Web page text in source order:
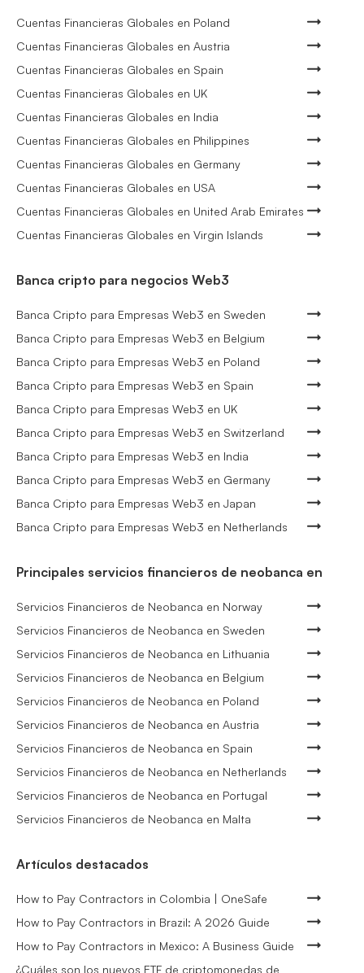
Cuentas Financieras Globales en Poland
Cuentas Financieras Globales en Austria
Cuentas Financieras Globales en Spain
Cuentas Financieras Globales en UK
Cuentas Financieras Globales en India
Cuentas Financieras Globales en Philippines
Cuentas Financieras Globales en Germany
Cuentas Financieras Globales en USA
Cuentas Financieras Globales en United Arab Emirates
Cuentas Financieras Globales en Virgin Islands
Banca cripto para negocios Web3
Banca Cripto para Empresas Web3 en Sweden
Banca Cripto para Empresas Web3 en Belgium
Banca Cripto para Empresas Web3 en Poland
Banca Cripto para Empresas Web3 en Spain
Banca Cripto para Empresas Web3 en UK
Banca Cripto para Empresas Web3 en Switzerland
Banca Cripto para Empresas Web3 en India
Banca Cripto para Empresas Web3 en Germany
Banca Cripto para Empresas Web3 en Japan
Banca Cripto para Empresas Web3 en Netherlands
Principales servicios financieros de neobanca en
Servicios Financieros de Neobanca en Norway
Servicios Financieros de Neobanca en Sweden
Servicios Financieros de Neobanca en Lithuania
Servicios Financieros de Neobanca en Belgium
Servicios Financieros de Neobanca en Poland
Servicios Financieros de Neobanca en Austria
Servicios Financieros de Neobanca en Spain
Servicios Financieros de Neobanca en Netherlands
Servicios Financieros de Neobanca en Portugal
Servicios Financieros de Neobanca en Malta
Artículos destacados
How to Pay Contractors in Colombia | OneSafe
How to Pay Contractors in Brazil: A 2026 Guide
How to Pay Contractors in Mexico: A Business Guide
¿Cuáles son los nuevos ETF de criptomonedas de